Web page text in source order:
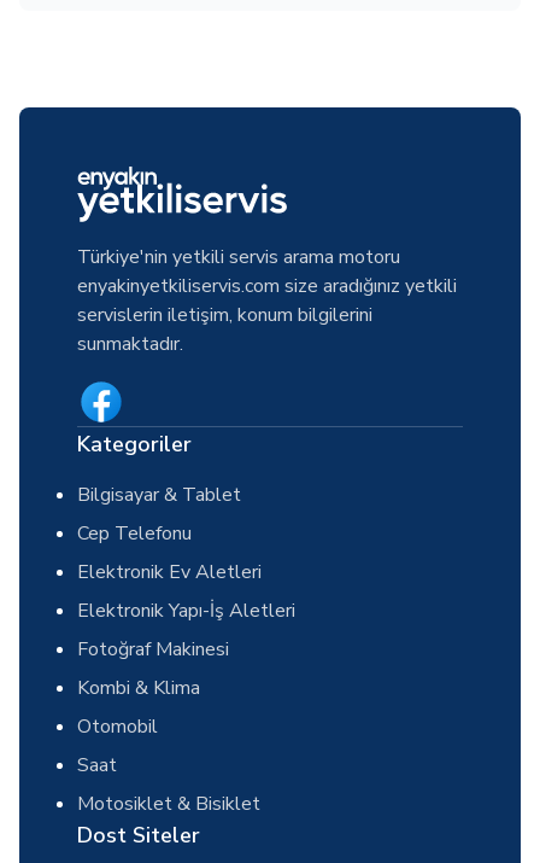
Türkiye'nin yetkili servis arama motoru
enyakinyetkiliservis.com size aradığınız yetkili
servislerin iletişim, konum bilgilerini
sunmaktadır.
Kategoriler
Bilgisayar & Tablet
Cep Telefonu
Elektronik Ev Aletleri
Elektronik Yapı-İş Aletleri
Fotoğraf Makinesi
Kombi & Klima
Otomobil
Saat
Motosiklet & Bisiklet
Dost Siteler